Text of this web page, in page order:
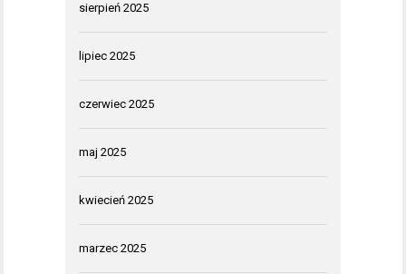
sierpień 2025
lipiec 2025
czerwiec 2025
maj 2025
kwiecień 2025
marzec 2025